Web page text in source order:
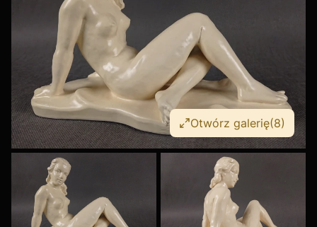
Otwórz galerię(8)